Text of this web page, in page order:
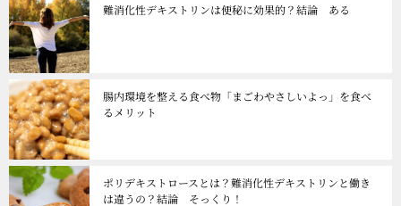
難消化性デキストリンは便秘に効果的？結論 ある
腸内環境を整える食べ物「まごわやさしいよっ」を食べ
るメリット
ポリデキストロースとは？難消化性デキストリンと働き
は違うの？結論 そっくり！